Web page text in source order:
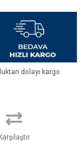
dolayı kargo
Karşılaştır